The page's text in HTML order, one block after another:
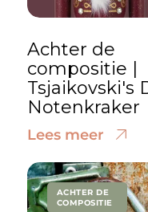
Achter de
compositie |
Tsjaikovski's
Notenkraker
Lees meer
ACHTER DE
COMPOSITIE